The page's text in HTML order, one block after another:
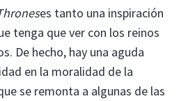
es tanto una inspiración
tenga que ver con los reinos
De hecho, hay una aguda
en la moralidad de la
se remonta a algunas de las